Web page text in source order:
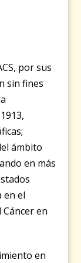
por sus
sin fines
ámbito
en más
en el
en
en